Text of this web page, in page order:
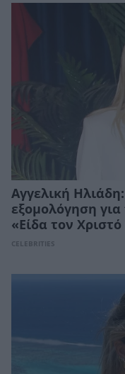
Αγγελική
εξομολόγηση
«Είδα τον
CELEBRITIES